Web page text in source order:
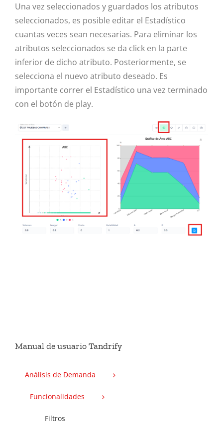
Una vez seleccionados y guardados los atributos
seleccionados, es posible editar el Estadístico
cuantas veces sean necesarias. Para eliminar los
atributos seleccionados se da click en la parte
inferior de dicho atributo. Posteriormente, se
selecciona el nuevo atributo deseado. Es
importante correr el Estadístico una vez terminado
con el botón de play.
Manual de usuario Tandrify
Análisis de Demanda
Funcionalidades
Filtros